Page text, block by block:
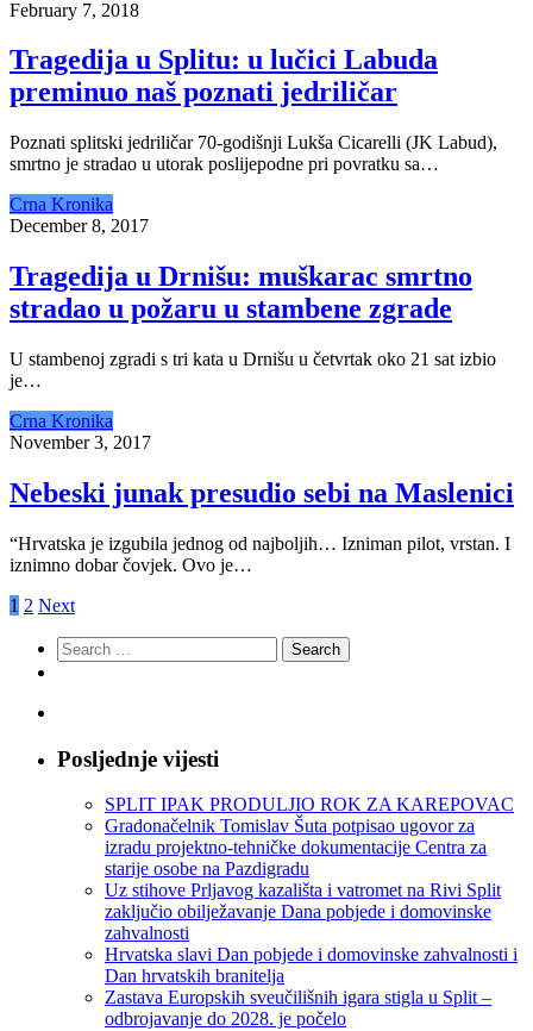
February 7, 2018
Tragedija u Splitu: u lučici Labuda
preminuo naš poznati jedriličar
Poznati splitski jedriličar 70-godišnji Lukša Cicarelli (JK Labud),
smrtno je stradao u utorak poslijepodne pri povratku sa…
Crna Kronika
December 8, 2017
Tragedija u Drnišu: muškarac smrtno
stradao u požaru u stambene zgrade
U stambenoj zgradi s tri kata u Drnišu u četvrtak oko 21 sat izbio
je…
Crna Kronika
November 3, 2017
Nebeski junak presudio sebi na Maslenici
“Hrvatska je izgubila jednog od najboljih… Izniman pilot, vrstan. I
iznimno dobar čovjek. Ovo je…
1 2 Next
Search
for:
Posljednje vijesti
SPLIT IPAK PRODULJIO ROK ZA KAREPOVAC
Gradonačelnik Tomislav Šuta potpisao ugovor za
izradu projektno-tehničke dokumentacije Centra za
starije osobe na Pazdigradu
Uz stihove Prljavog kazališta i vatromet na Rivi Split
zaključio obilježavanje Dana pobjede i domovinske
zahvalnosti
Hrvatska slavi Dan pobjede i domovinske zahvalnosti i
Dan hrvatskih branitelja
Zastava Europskih sveučilišnih igara stigla u Split –
odbrojavanje do 2028. je počelo